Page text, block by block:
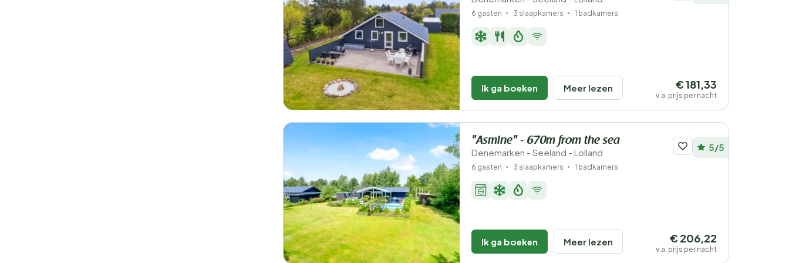
6 gasten 3 slaapkamers 1 badkamers
Ik ga boeken Meer lezen € 181,33
v.a. prijs per nacht
"Asmine" - 670m from the sea
Denemarken - Seeland - Lolland 5/5
6 gasten 3 slaapkamers 1 badkamers
Ik ga boeken Meer lezen € 206,22
v.a. prijs per nacht